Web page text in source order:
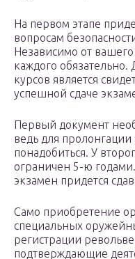
На первом этапе
вопросам
Независимо от
каждого обязательно.
курсов является
успешной сдаче
Первый документ
ведь для
понадобиться. У
ограничен 5-ю
экзамен придется
Само приобретение
специальных
регистрации
подтверждающие